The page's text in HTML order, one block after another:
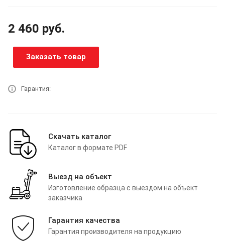
2 460 руб.
Заказать товар
Гарантия:
Скачать каталог
Каталог в формате PDF
Выезд на объект
Изготовление образца с выездом на объект
заказчика
Гарантия качества
Гарантия производителя на продукцию